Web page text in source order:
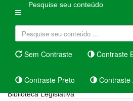
Pesquise seu conteúdo
Sem Contraste Contraste
Contraste Preto Contraste
Biblioteca Legislativa